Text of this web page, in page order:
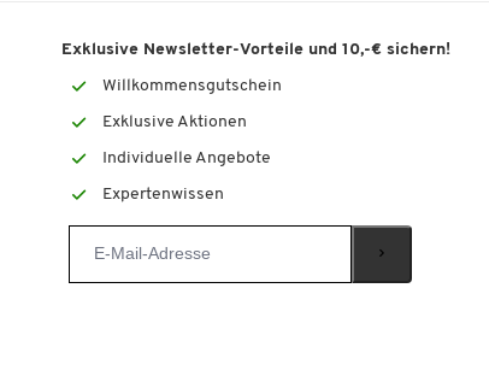
Exklusive Newsletter-Vorteile und 10,-€ sichern!
Willkommensgutschein
Exklusive Aktionen
Individuelle Angebote
Expertenwissen